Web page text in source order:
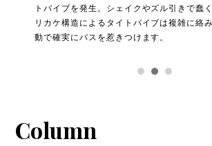
トバイブを発生。シェイクやズル引きで蠢く
リカケ構造によるタイトバイブは複雑に絡み
動で確実にバスを惹きつけます。
Column